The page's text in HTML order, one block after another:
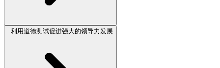
利用道德测试促进强大的领导力发展